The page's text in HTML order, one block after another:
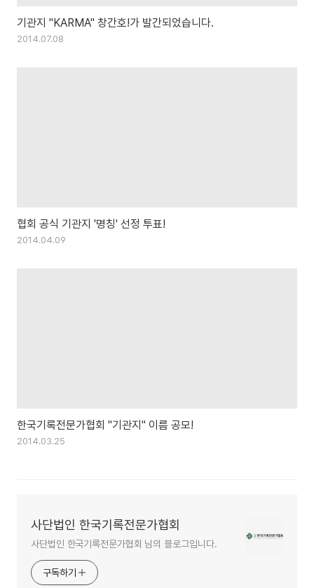
기관지 "KARMA" 창간호!가 발간되었습니다.
2014.07.08
협회 공식 기관지 '명칭' 선정 투표!
2014.04.09
한국기록전문가협회 "기관지" 이름 공모!
2014.03.25
사단법인 한국기록전문가협회
사단법인 한국기록전문가협회 님의 블로그입니다.
구독하기